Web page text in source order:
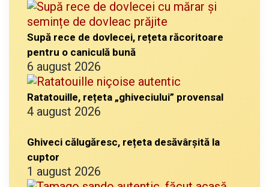
Supă rece de dovlecei, rețeta răcoritoare
pentru o caniculă bună
6 august 2026
Ratatouille, rețeta „ghiveciului” provensal
4 august 2026
Ghiveci călugăresc, rețeta desăvârșită la
cuptor
1 august 2026